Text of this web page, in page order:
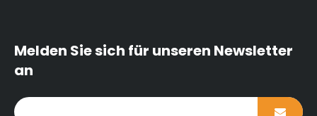
Melden Sie sich für unseren Newsletter
an